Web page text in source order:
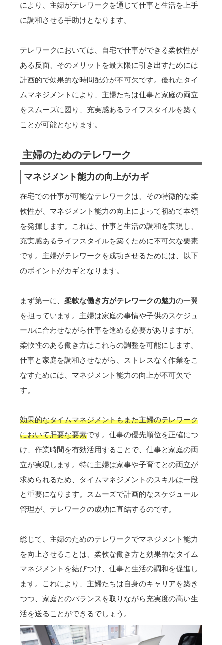
により、主婦がテレワークを通じて仕事と生活を上手
に調和させる手助けとなります。
テレワークにおいては、自宅で仕事ができる柔軟性が
ある反面、そのメリットを最大限に引き出すためには
計画的で効果的な時間配分が不可欠です。優れたタイ
ムマネジメントにより、主婦たちは仕事と家庭の両立
をスムーズに図り、充実感あるライフスタイルを築く
ことが可能となります。
主婦のためのテレワーク
マネジメント能力の向上がカギ
在宅での仕事が可能なテレワークは、その特徴的な柔
軟性が、マネジメント能力の向上によって初めて本領
を発揮します。これは、仕事と生活の調和を実現し、
充実感あるライフスタイルを築くために不可欠な要素
です。主婦がテレワークを成功させるためには、以下
のポイントがカギとなります。
まず第一に、 柔軟な働き方がテレワークの魅力の一翼
を担っています。主婦は家庭の事情や子供のスケジュ
ールに合わせながら仕事を進める必要がありますが、
柔軟性のある働き方はこれらの調整を可能にします。
仕事と家庭を調和させながら、ストレスなく作業をこ
なすためには、マネジメント能力の向上が不可欠で
す。
効果的なタイムマネジメントもまた主婦のテレワーク
において肝要な要素です。仕事の優先順位を正確につ
け、作業時間を有効活用することで、仕事と家庭の両
立が実現します。特に主婦は家事や子育てとの両立が
求められるため、タイムマネジメントのスキルは一段
と重要になります。スムーズで計画的なスケジュール
管理が、テレワークの成功に直結するのです。
総じて、主婦のためのテレワークでマネジメント能力
を向上させることは、柔軟な働き方と効果的なタイム
マネジメントを結びつけ、仕事と生活の調和を促進し
ます。これにより、主婦たちは自身のキャリアを築き
つつ、家庭とのバランスを取りながら充実度の高い生
活を送ることができるでしょう。